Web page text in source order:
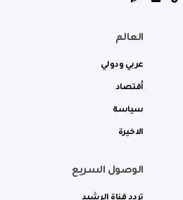
العالم
عربي ودولي
أقتصاد
سياسة
الاخيرة
الوصول السريع